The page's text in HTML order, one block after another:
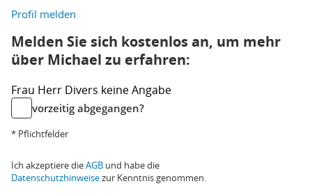
Profil melden
Melden Sie sich kostenlos an, um mehr
über Michael zu erfahren:
Frau Herr Divers keine Angabe
vorzeitig abgegangen?
* Pflichtfelder
Ich akzeptiere dieAGB und habe die
Datenschutzhinweisezur Kenntnis genommen.